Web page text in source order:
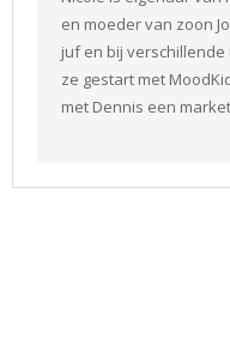
en moeder van zoon
juf en bij
ze gestart met
met Dennis een